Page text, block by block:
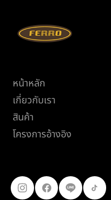
หน้าหลัก
เกี่ยวกับเรา
สินค้า
โครงการอ้างอิง